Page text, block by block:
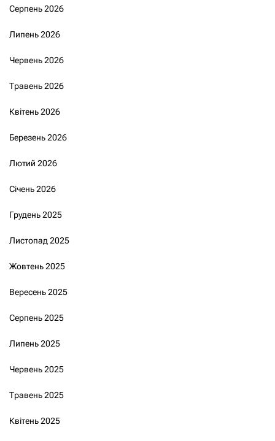
Серпень 2026
Липень 2026
Червень 2026
Травень 2026
Квітень 2026
Березень 2026
Лютий 2026
Січень 2026
Грудень 2025
Листопад 2025
Жовтень 2025
Вересень 2025
Серпень 2025
Липень 2025
Червень 2025
Травень 2025
Квітень 2025